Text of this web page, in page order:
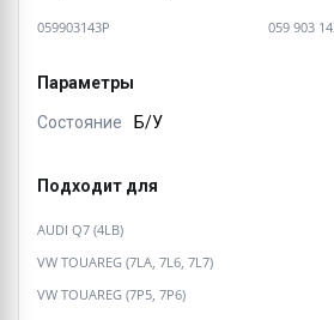
059903143P 059 903
Параметры
Состояние Б/У
Подходит для
AUDI Q7 (4LB)
VW TOUAREG (7LA, 7L6, 7L7)
VW TOUAREG (7P5, 7P6)